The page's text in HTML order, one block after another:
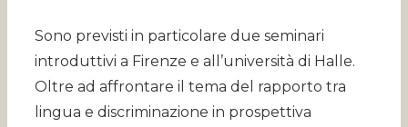
Sono previsti in particolare due seminari
introduttivi a Firenze e all’università di Halle.
Oltre ad affrontare il tema del rapporto tra
lingua e discriminazione in prospettiva